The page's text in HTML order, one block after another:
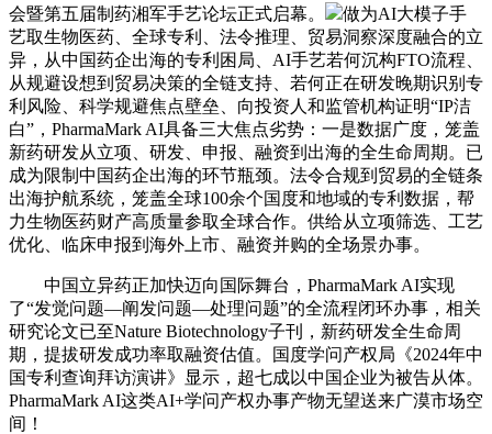
会暨第五届制药湘军手艺论坛正式启幕。
做为AI大模子手
艺取生物医药、全球专利、法令推理、贸易洞察深度融合的立
异，从中国药企出海的专利困局、AI手艺若何沉构FTO流程、
从规避设想到贸易决策的全链支持、若何正在研发晚期识别专
利风险、科学规避焦点壁垒、向投资人和监管机构证明“IP洁
白”，PharmaMark AI具备三大焦点劣势：一是数据广度，笼盖
新药研发从立项、研发、申报、融资到出海的全生命周期。已
成为限制中国药企出海的环节瓶颈。法令合规到贸易的全链条
出海护航系统，笼盖全球100余个国度和地域的专利数据，帮
力生物医药财产高质量参取全球合作。供给从立项筛选、工艺
优化、临床申报到海外上市、融资并购的全场景办事。
中国立异药正加快迈向国际舞台，PharmaMark AI实现
了“发觉问题—阐发问题—处理问题”的全流程闭环办事，相关
研究论文已至Nature Biotechnology子刊，新药研发全生命周
期，提拔研发成功率取融资估值。国度学问产权局《2024年中
国专利查询拜访演讲》显示，超七成以中国企业为被告从体。
PharmaMark AI这类AI+学问产权办事产物无望送来广漠市场空
间！